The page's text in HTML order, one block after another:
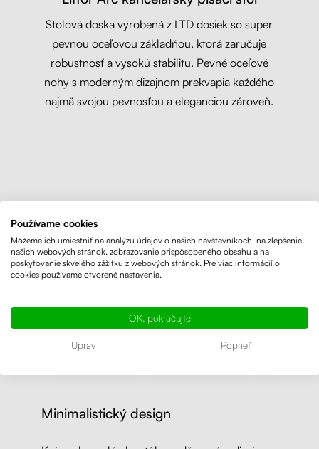
Stolová doska vyrobená z LTD dosiek so super
pevnou oceľovou základňou, ktorá zaručuje
robustnosť a vysokú stabilitu. Pevné oceľové
nohy s moderným dizajnom prekvapia každého
najmä svojou pevnosťou a eleganciou zároveň.
Minimalistický design
Používame cookies
Môžeme ich umiestniť na analýzu údajov o našich návštevníkoch, na zlepšenie
našich webových stránok, zobrazovanie prispôsobeného obsahu a na
poskytovanie skvelého zážitku z webových stránok. Pre viac informácií o
cookies používame otvorené nastavenia.
OK, pokračujte
Uprav Poprieť